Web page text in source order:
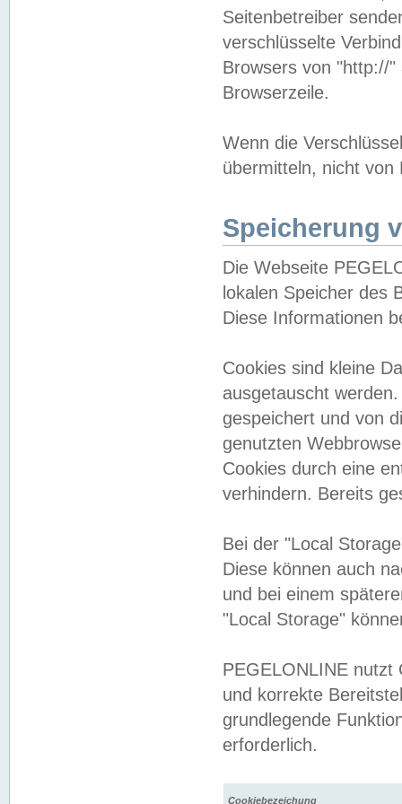
Seitenbetreiber
verschlüsselte
Browsers von "http://
Browserzeile.
Wenn die
übermitteln, nicht von
Speicherung
Die Webseite
lokalen Speicher des
Diese Informationen
Cookies sind kleine
ausgetauscht
gespeichert und von
genutzten
Cookies durch eine
verhindern. Bereits
Bei der "Local
Diese können auch
und bei einem
"Local Storage"
PEGELONLINE nutzt
und korrekte
grundlegende
erforderlich.
Cookiebezeichung